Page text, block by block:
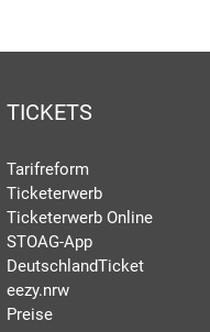
TICKETS
Tarifreform
Ticketerwerb
Ticketerwerb Online
STOAG-App
DeutschlandTicket
eezy.nrw
Preise